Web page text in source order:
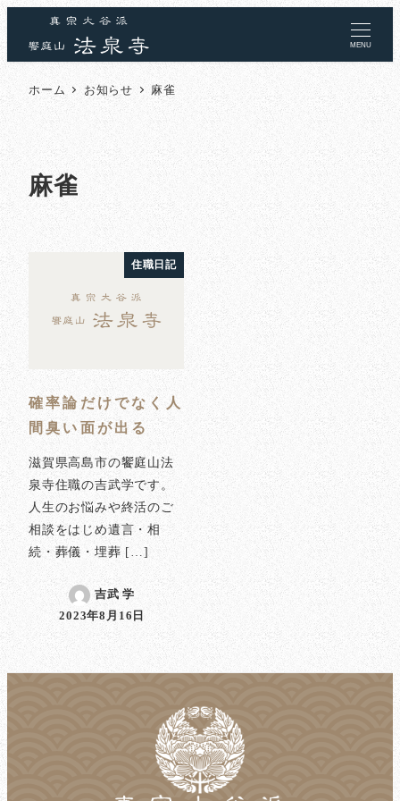
MENU
ホーム お知らせ 麻雀
麻雀
住職日記
確率論だけでなく人
間臭い面が出る
滋賀県高島市の饗庭山法
泉寺住職の吉武学です。
人生のお悩みや終活のご
相談をはじめ遺言・相
続・葬儀・埋葬 […]
吉武 学
投稿日
2023年8月16日